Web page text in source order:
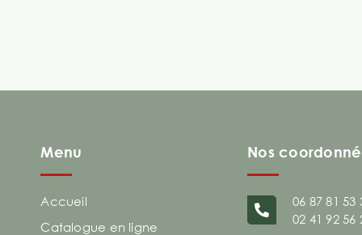
Menu
Accueil
Catalogue en ligne
Nos
06 87 81 53
02 41 92 56